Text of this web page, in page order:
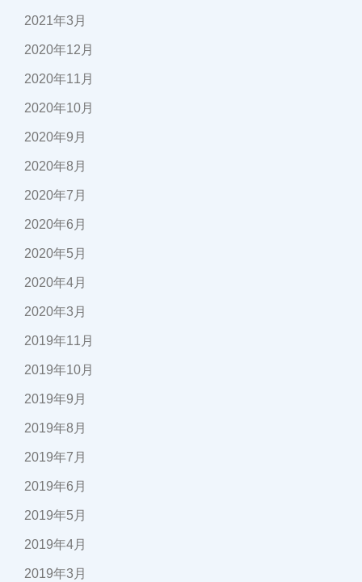
2021年3月
2020年12月
2020年11月
2020年10月
2020年9月
2020年8月
2020年7月
2020年6月
2020年5月
2020年4月
2020年3月
2019年11月
2019年10月
2019年9月
2019年8月
2019年7月
2019年6月
2019年5月
2019年4月
2019年3月